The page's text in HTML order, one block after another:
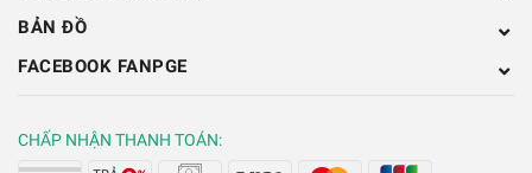
BẢN ĐỒ
FACEBOOK FANPGE
CHẤP NHẬN THANH TOÁN: